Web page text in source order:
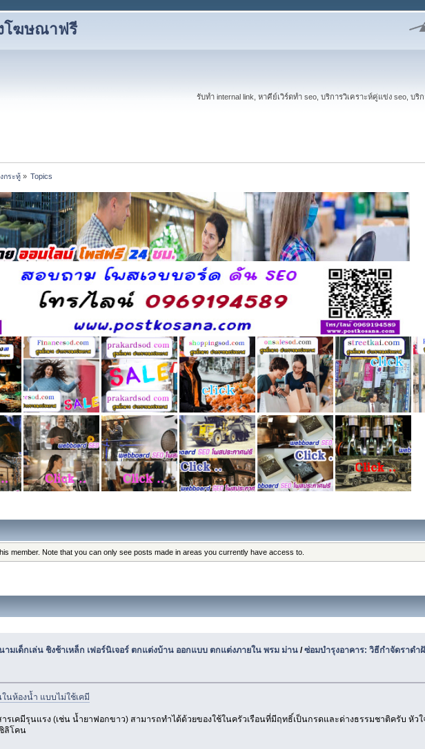
โฆษณาฟรี
รับทำ internal link, หาคีย์เวิร์ดทำ seo, บริการวิเคราะห์คู่แข่ง seo, บริ
กระทู้» Topics
member. Note that you can only see posts made in areas you currently have access to.
ามเด็กเล่น ชิงช้าเหล็ก เฟอร์นิเจอร์ ตกแต่งบ้าน ออกแบบ ตกแต่งภายใน พรม ม่าน /ซ่อมบำรุงอาคาร: วิธีกำจัดราด
นห้องน้ำ แบบไม่ใช้เคมี
เคมีรุนแรง (เช่น น้ำยาฟอกขาว) สามารถทำได้ด้วยของใช้ในครัวเรือนที่มีฤทธิ์เป็นกรดและด่างธรรมชาติครับ หัวใ
ลิโคน